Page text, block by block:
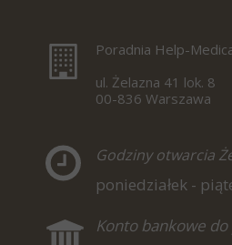
Godziny otwarcia
poniedziałek -
Konto bankowe do
Poradnia Help-
ul. Żelazna 41 lok. 8
00-836 Warszawa